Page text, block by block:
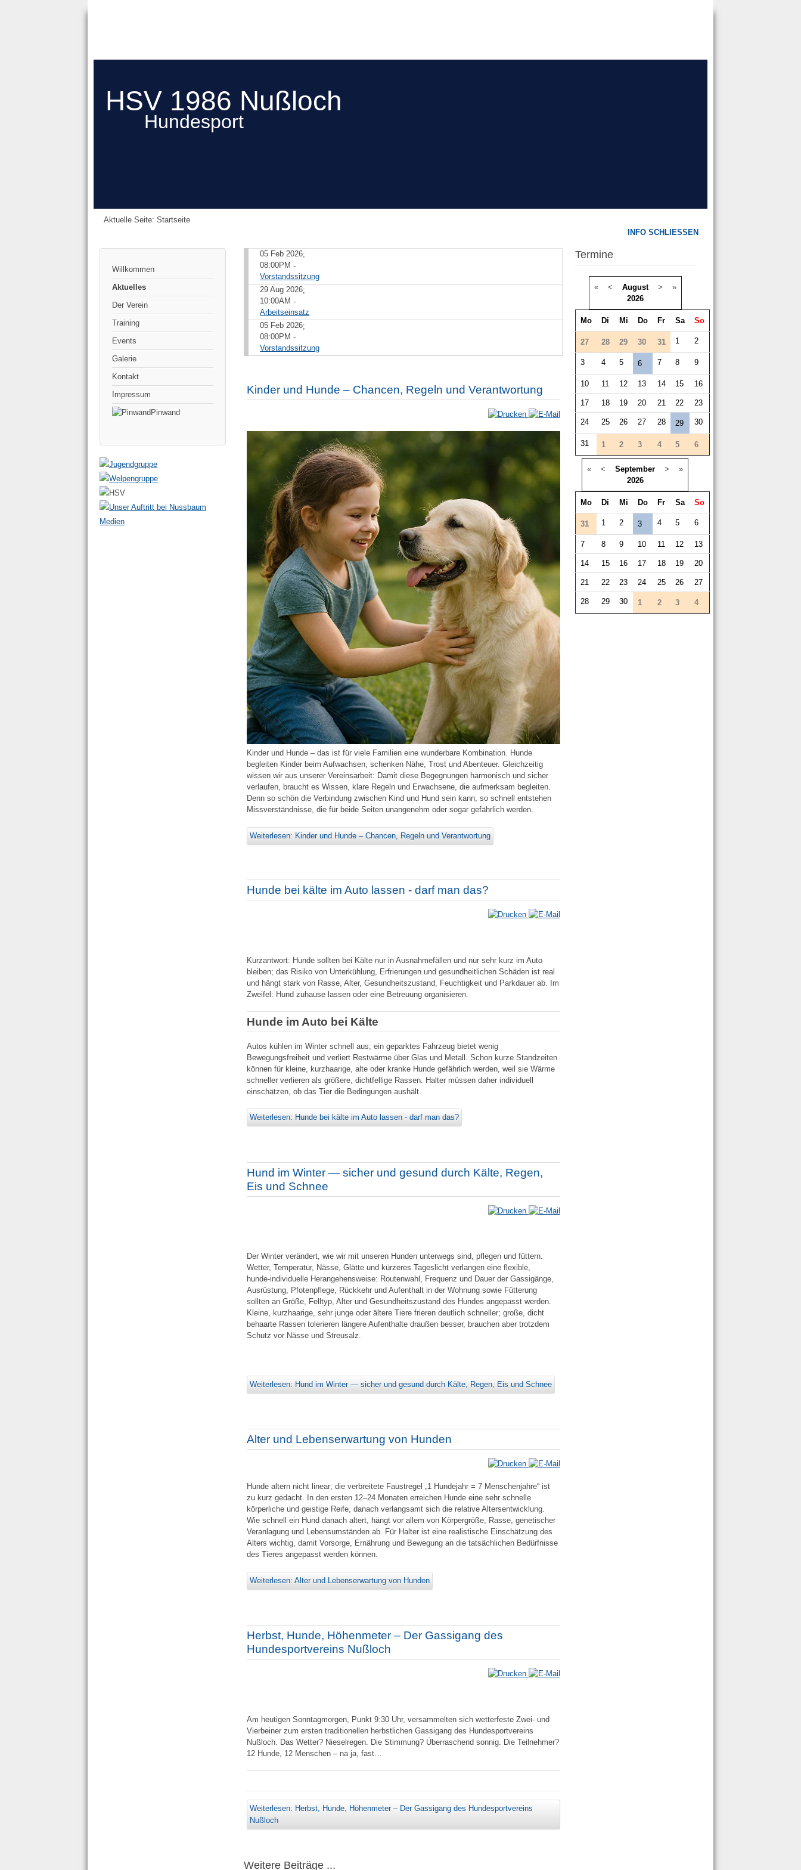
HSV 1986 Nußloch
Hundesport
Aktuelle Seite: Startseite
Willkommen
Aktuelles
Der Verein
Training
Events
Galerie
Kontakt
Impressum
Pinwand
05 Feb 2026;
08:00PM -
Vorstandssitzung
29 Aug 2026;
10:00AM -
Arbeitseinsatz
05 Feb 2026;
08:00PM -
Vorstandssitzung
Kinder und Hunde – Chancen, Regeln und Verantwortung
Kinder und Hunde – das ist für viele Familien eine wunderbare Kombination. Hunde
begleiten Kinder beim Aufwachsen, schenken Nähe, Trost und Abenteuer. Gleichzeitig
wissen wir aus unserer Vereinsarbeit: Damit diese Begegnungen harmonisch und sicher
verlaufen, braucht es Wissen, klare Regeln und Erwachsene, die aufmerksam begleiten.
Denn so schön die Verbindung zwischen Kind und Hund sein kann, so schnell entstehen
Missverständnisse, die für beide Seiten unangenehm oder sogar gefährlich werden.
Weiterlesen: Kinder und Hunde – Chancen, Regeln und Verantwortung
Hunde bei kälte im Auto lassen - darf man das?
Kurzantwort: Hunde sollten bei Kälte nur in Ausnahmefällen und nur sehr kurz im Auto
bleiben; das Risiko von Unterkühlung, Erfrierungen und gesundheitlichen Schäden ist real
und hängt stark von Rasse, Alter, Gesundheitszustand, Feuchtigkeit und Parkdauer ab. Im
Zweifel: Hund zuhause lassen oder eine Betreuung organisieren.
Hunde im Auto bei Kälte
Autos kühlen im Winter schnell aus; ein geparktes Fahrzeug bietet wenig
Bewegungsfreiheit und verliert Restwärme über Glas und Metall. Schon kurze Standzeiten
können für kleine, kurzhaarige, alte oder kranke Hunde gefährlich werden, weil sie Wärme
schneller verlieren als größere, dichtfellige Rassen. Halter müssen daher individuell
einschätzen, ob das Tier die Bedingungen aushält.
Weiterlesen: Hunde bei kälte im Auto lassen - darf man das?
Hund im Winter — sicher und gesund durch Kälte, Regen,
Eis und Schnee
Der Winter verändert, wie wir mit unseren Hunden unterwegs sind, pflegen und füttern.
Wetter, Temperatur, Nässe, Glätte und kürzeres Tageslicht verlangen eine flexible,
hunde‑individuelle Herangehensweise: Routenwahl, Frequenz und Dauer der Gassigänge,
Ausrüstung, Pfotenpflege, Rückkehr und Aufenthalt in der Wohnung sowie Fütterung
sollten an Größe, Felltyp, Alter und Gesundheitszustand des Hundes angepasst werden.
Kleine, kurzhaarige, sehr junge oder ältere Tiere frieren deutlich schneller; große, dicht
behaarte Rassen tolerieren längere Aufenthalte draußen besser, brauchen aber trotzdem
Schutz vor Nässe und Streusalz.
Weiterlesen: Hund im Winter — sicher und gesund durch Kälte, Regen, Eis und Schnee
Alter und Lebenserwartung von Hunden
Hunde altern nicht linear; die verbreitete Faustregel „1 Hundejahr = 7 Menschenjahre“ ist
zu kurz gedacht. In den ersten 12–24 Monaten erreichen Hunde eine sehr schnelle
körperliche und geistige Reife, danach verlangsamt sich die relative Altersentwicklung.
Wie schnell ein Hund danach altert, hängt vor allem von Körpergröße, Rasse, genetischer
Veranlagung und Lebensumständen ab. Für Halter ist eine realistische Einschätzung des
Alters wichtig, damit Vorsorge, Ernährung und Bewegung an die tatsächlichen Bedürfnisse
des Tieres angepasst werden können.
Weiterlesen: Alter und Lebenserwartung von Hunden
Herbst, Hunde, Höhenmeter – Der Gassigang des
Hundesportvereins Nußloch
Am heutigen Sonntagmorgen, Punkt 9:30 Uhr, versammelten sich wetterfeste Zwei- und
Vierbeiner zum ersten traditionellen herbstlichen Gassigang des Hundesportvereins
Nußloch. Das Wetter? Nieselregen. Die Stimmung? Überraschend sonnig. Die Teilnehmer?
12 Hunde, 12 Menschen – na ja, fast…
Weiterlesen: Herbst, Hunde, Höhenmeter – Der Gassigang des Hundesportvereins
Nußloch
Weitere Beiträge ...
INFO SCHLIESSEN
Termine
« <
August
2026
> »
Mo Di Mi Do Fr Sa So
27 28 29 30 31 1 2
3 4 5 6 7 8 9
10 11 12 13 14 15 16
17 18 19 20 21 22 23
24 25 26 27 28 29 30
31 1 2 3 4 5 6
« <
September
2026
> »
Mo Di Mi Do Fr Sa So
31 1 2 3 4 5 6
7 8 9 10 11 12 13
14 15 16 17 18 19 20
21 22 23 24 25 26 27
28 29 30 1 2 3 4